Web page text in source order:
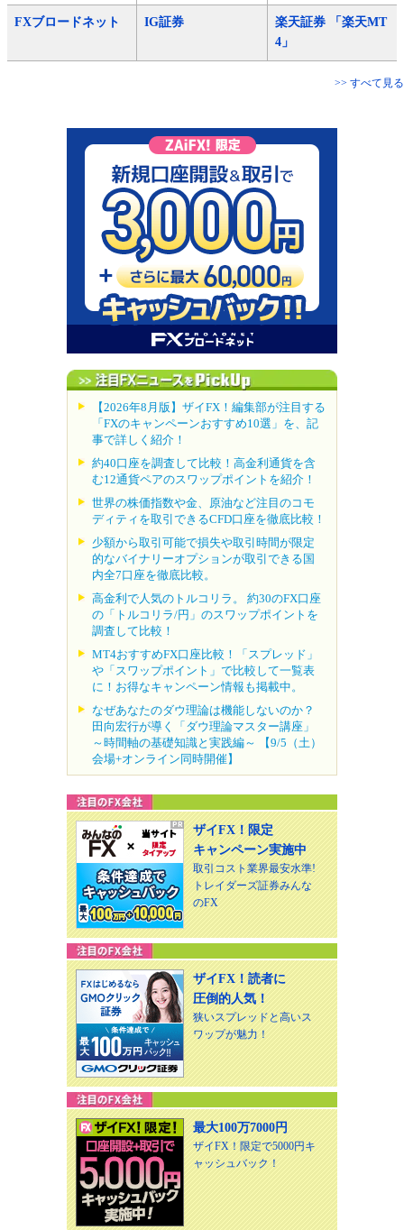
FXブロードネット IG証券
楽天証券 「楽天MT
4」
>> すべて見る
【2026年8月版】ザイFX！編集部が注目する
「FXのキャンペーンおすすめ10選」を、記
事で詳しく紹介！
約40口座を調査して比較！高金利通貨を含
む12通貨ペアのスワップポイントを紹介！
世界の株価指数や金、原油など注目のコモ
ディティを取引できるCFD口座を徹底比較！
少額から取引可能で損失や取引時間が限定
的なバイナリーオプションが取引できる国
内全7口座を徹底比較。
高金利で人気のトルコリラ。 約30のFX口座
の「トルコリラ/円」のスワップポイントを
調査して比較！
MT4おすすめFX口座比較！「スプレッド」
や「スワップポイント」で比較して一覧表
に！お得なキャンペーン情報も掲載中。
なぜあなたのダウ理論は機能しないのか？
田向宏行が導く「ダウ理論マスター講座」
～時間軸の基礎知識と実践編～ 【9/5（土）
会場+オンライン同時開催】
ザイFX！限定
キャンペーン実施中
取引コスト業界最安水準!
トレイダーズ証券みんな
のFX
ザイFX！読者に
圧倒的人気！
狭いスプレッドと高いス
ワップが魅力！
最大100万7000円
ザイFX！限定で5000円キ
ャッシュバック！